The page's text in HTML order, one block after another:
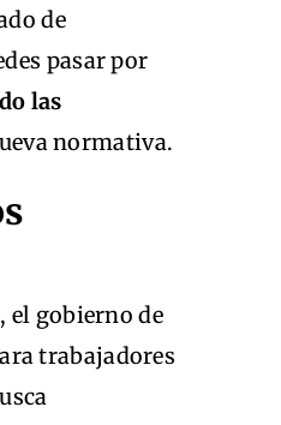
de
pasar por
las
normativa.
el gobierno de
trabajadores